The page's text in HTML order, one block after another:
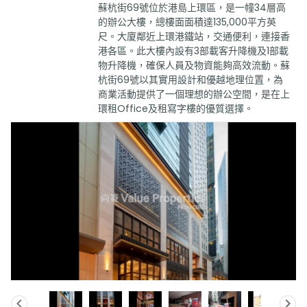
蘇杭街69號位於港島上環區，是一幢34層高
的辦公大樓，總樓面面積達135,000平方英
尺。大廈鄰近上環港鐵站，交通便利，連接香
港各區。此大樓內設有3部載客升降機及1部載
物升降機，確保人員及物資能夠高效流動。蘇
杭街69號以其實用設計和優越地理位置，為
商業活動提供了一個理想的辦公空間，是在上
環租Office及租寫字樓的優質選擇。